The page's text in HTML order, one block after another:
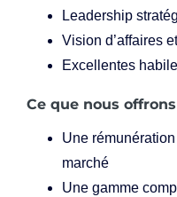
Leadership
Vision d’affaires
Excellentes
Ce que nous offrons
Une
marché
Une gamme